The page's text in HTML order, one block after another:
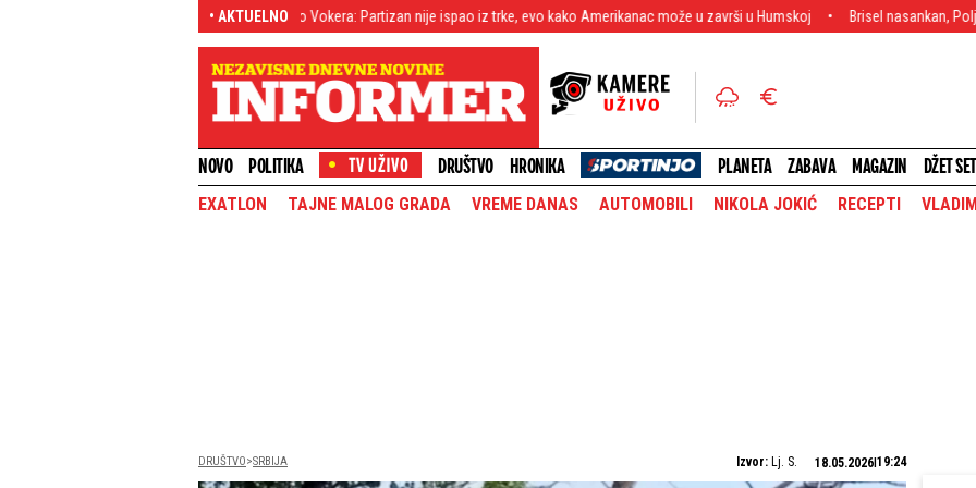
• AKTUELNO
Preokret oko Vokera: Partizan nije ispao iz trke, evo kako Amerikanac može u završi u Humskoj Brisel nasankan, Poljaci besni:
NOVO POLITIKA DRUŠTVO HRONIKA PLANETA ZABAVA MAGAZIN DŽET SET
EXATLON TAJNE MALOG GRADA VREME DANAS AUTOMOBILI NIKOLA JOKIĆ RECEPTI
DRUŠTVO SRBIJA Izvor: Lj. S. 18.05.2026 19:24